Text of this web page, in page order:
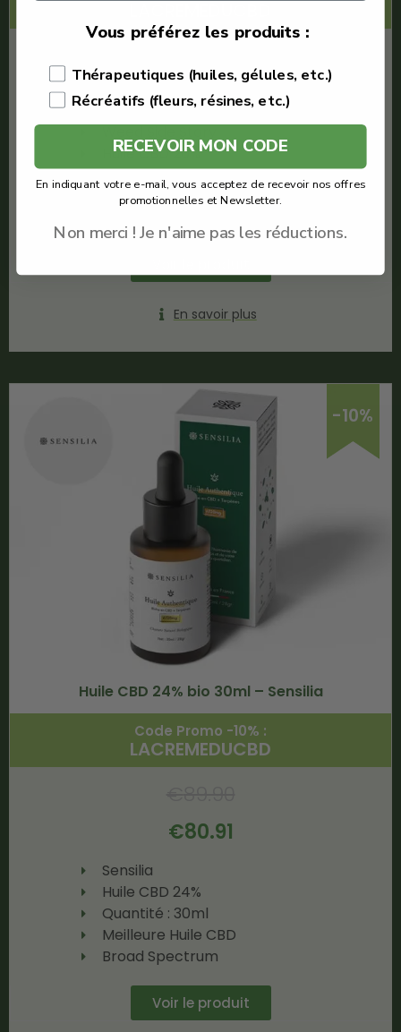
€14.22
Weed Side Story
Huile CBD 20%
Quantité : 10ml
Meilleure Huile CBD
En savoir plus
-10%
Huile CBD 24% bio 30ml – Sensilia
Code Promo -10% :
LACREMEDUCBD
€80.91
Sensilia
Huile CBD 24%
Quantité : 30ml
Meilleure Huile CBD
Broad Spectrum
Voir le produit
Vous préférez les produits :
Thérapeutiques (huiles, gélules, etc.)
Récréatifs (fleurs, résines, etc.)
RECEVOIR MON CODE
En indiquant votre e-mail, vous acceptez de recevoir nos offres
promotionnelles et Newsletter.
Non merci ! Je n'aime pas les réductions.